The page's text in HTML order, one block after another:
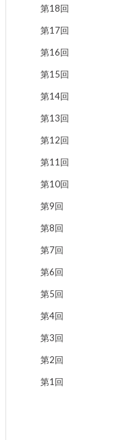
第18回
第17回
第16回
第15回
第14回
第13回
第12回
第11回
第10回
第9回
第8回
第7回
第6回
第5回
第4回
第3回
第2回
第1回